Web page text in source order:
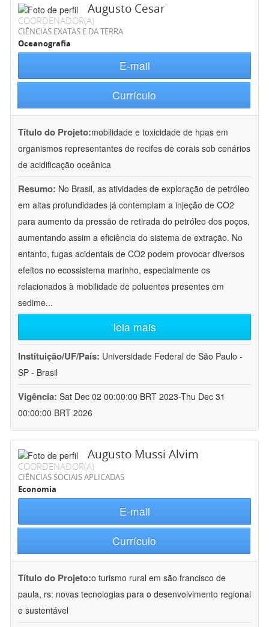
Augusto Cesar
COORDENADOR(A)
CIÊNCIAS EXATAS E DA TERRA
Oceanografia
E-mail
Currículo
Título do Projeto:mobilidade e toxicidade de hpas em
organismos representantes de recifes de corais sob cenários
de acidificação oceânica
Resumo: No Brasil, as atividades de exploração de petróleo
em altas profundidades já contemplam a injeção de CO2
para aumento da pressão de retirada do petróleo dos poços,
aumentando assim a eficiência do sistema de extração. No
entanto, fugas acidentais de CO2 podem provocar diversos
efeitos no ecossistema marinho, especialmente os
relacionados à mobilidade de poluentes presentes em
sedime...
leia mais
Instituição/UF/País: Universidade Federal de São Paulo -
SP - Brasil
Vigência: Sat Dec 02 00:00:00 BRT 2023-Thu Dec 31
00:00:00 BRT 2026
Augusto Mussi Alvim
COORDENADOR(A)
CIÊNCIAS SOCIAIS APLICADAS
Economia
E-mail
Currículo
Título do Projeto:o turismo rural em são francisco de
paula, rs: novas tecnologias para o desenvolvimento regional
e sustentável